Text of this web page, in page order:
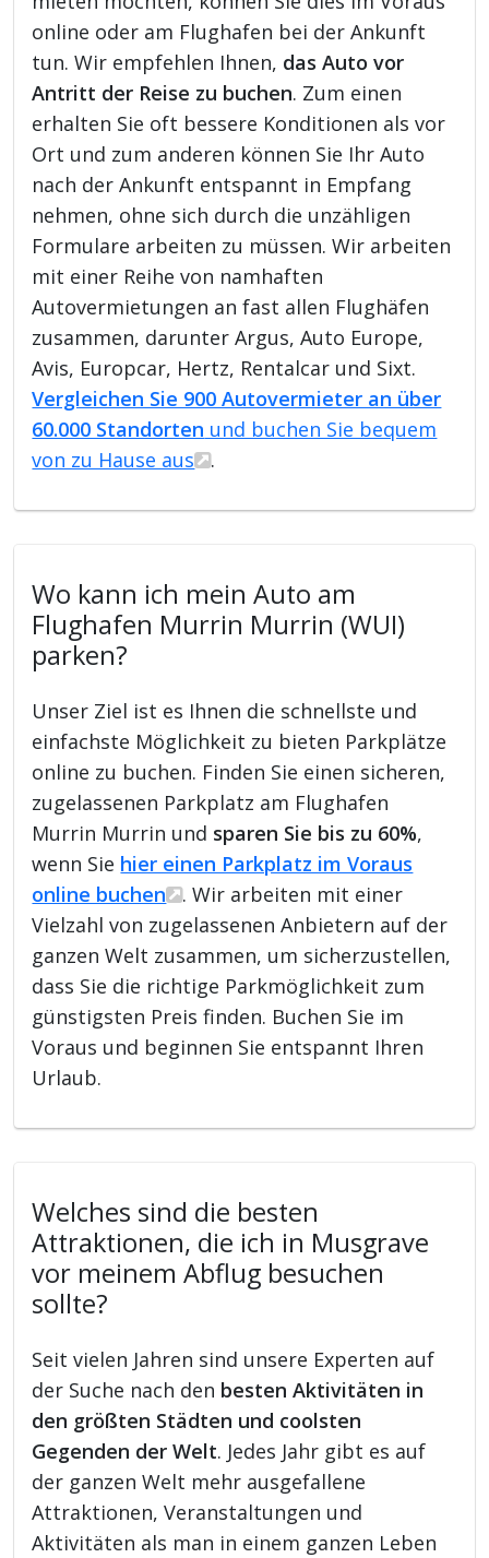
online oder am Flughafen bei der Ankunft
tun. Wir empfehlen Ihnen, das Auto vor
Antritt der Reise zu buchen. Zum einen
erhalten Sie oft bessere Konditionen als vor
Ort und zum anderen können Sie Ihr Auto
nach der Ankunft entspannt in Empfang
nehmen, ohne sich durch die unzähligen
Formulare arbeiten zu müssen. Wir arbeiten
mit einer Reihe von namhaften
Autovermietungen an fast allen Flughäfen
zusammen, darunter Argus, Auto Europe,
Avis, Europcar, Hertz, Rentalcar und Sixt.
Vergleichen Sie 900 Autovermieter an über
60.000 Standorten und buchen Sie bequem
von zu Hause aus
.
Wo kann ich mein Auto am
Flughafen Murrin Murrin (WUI)
parken?
Unser Ziel ist es Ihnen die schnellste und
einfachste Möglichkeit zu bieten Parkplätze
online zu buchen. Finden Sie einen sicheren,
zugelassenen Parkplatz am Flughafen
Murrin Murrin und sparen Sie bis zu 60%,
wenn Sie hier einen Parkplatz im Voraus
online buchen
. Wir arbeiten mit einer
Vielzahl von zugelassenen Anbietern auf der
ganzen Welt zusammen, um sicherzustellen,
dass Sie die richtige Parkmöglichkeit zum
günstigsten Preis finden. Buchen Sie im
Voraus und beginnen Sie entspannt Ihren
Urlaub.
Welches sind die besten
Attraktionen, die ich in Musgrave
vor meinem Abflug besuchen
sollte?
Seit vielen Jahren sind unsere Experten auf
der Suche nach den besten Aktivitäten in
den größten Städten und coolsten
Gegenden der Welt. Jedes Jahr gibt es auf
der ganzen Welt mehr ausgefallene
Attraktionen, Veranstaltungen und
Aktivitäten als man in einem ganzen Leben